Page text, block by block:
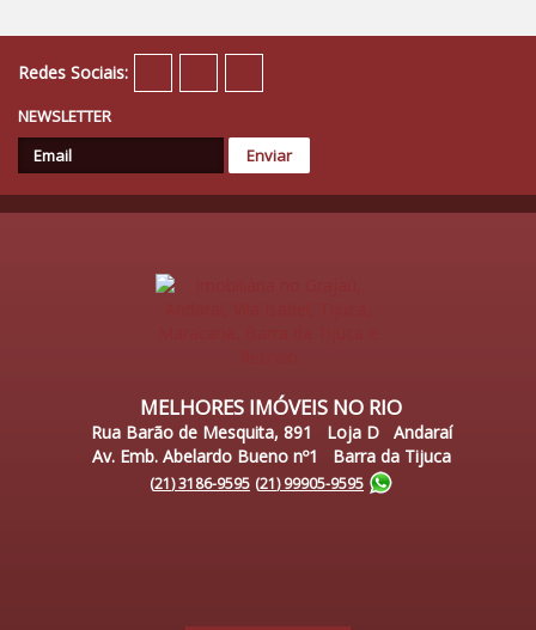
Redes Sociais:
NEWSLETTER
MELHORES IMÓVEIS NO RIO
Rua Barão de Mesquita, 891 Loja D Andaraí
Av. Emb. Abelardo Bueno nº1 Barra da Tijuca
(21)3186-9595 (21)99905-9595